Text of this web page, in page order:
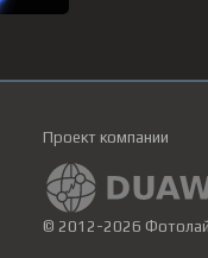
Проект компании
© 2012-2026